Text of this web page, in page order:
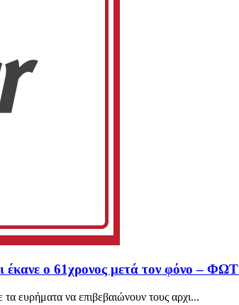
έκανε ο 61χρονος μετά τον φόνο –
ευρήματα να επιβεβαιώνουν τους αρχι...